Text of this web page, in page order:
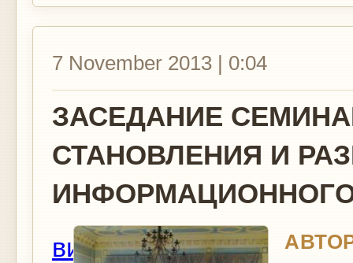
7 November 2013 | 0:04
ЗАСЕДАНИЕ
СТАНОВЛЕНИЯ И
ИНФОРМАЦИОННОГО
вид